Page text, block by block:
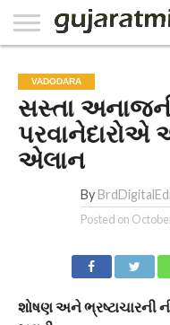
PAPER
NATIONAL
WORLD
BUSINESS
SPORTS
GUJARAT
OPINION
MORE
VADODARA
સસ્તા
એલાન
By
Posted on
શોષણ અને ભ્રષ્ટાચારની